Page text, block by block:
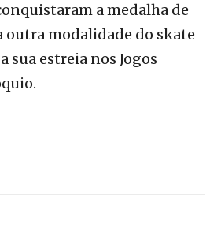
a medalha de
outra modalidade do skate
sua estreia nos Jogos